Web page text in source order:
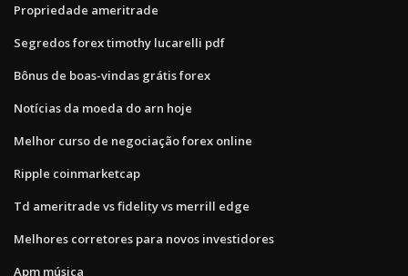
Propriedade ameritrade
Segredos forex timothy lucarelli pdf
Bônus de boas-vindas grátis forex
Notícias da moeda do arn hoje
Melhor curso de negociação forex online
Ripple coinmarketcap
Td ameritrade vs fidelity vs merrill edge
Melhores corretores para novos investidores
Apm música